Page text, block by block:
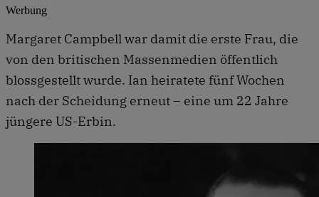
Werbung
Margaret Campbell war damit die erste Frau, die
von den britischen Massenmedien öffentlich
blossgestellt wurde. Ian heiratete fünf Wochen
nach der Scheidung erneut – eine um 22 Jahre
jüngere US-Erbin.